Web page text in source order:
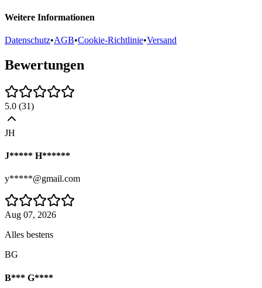
Weitere Informationen
Datenschutz•AGB•Cookie-Richtlinie•Versand
Bewertungen
5.0 (31)
JH
J***** H******
y*****@gmail.com
Aug 07, 2026
Alles bestens
BG
B*** G****